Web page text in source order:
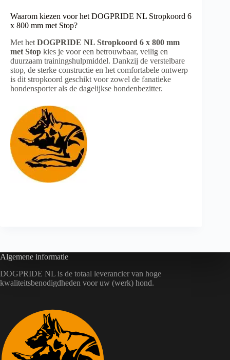
Waarom kiezen voor het DOGPRIDE NL Stropkoord 6
x 800 mm met Stop?
Met het DOGPRIDE NL Stropkoord 6 x 800 mm
met Stop kies je voor een betrouwbaar, veilig en
duurzaam trainingshulpmiddel. Dankzij de verstelbare
stop, de sterke constructie en het comfortabele ontwerp
is dit stropkoord geschikt voor zowel de fanatieke
hondensporter als de dagelijkse hondenbezitter.
Algemene informatie
DOGPRIDE NL is de totaal leverancier van hoge
kwaliteitsbenodigdheden voor uw (werk) hond.